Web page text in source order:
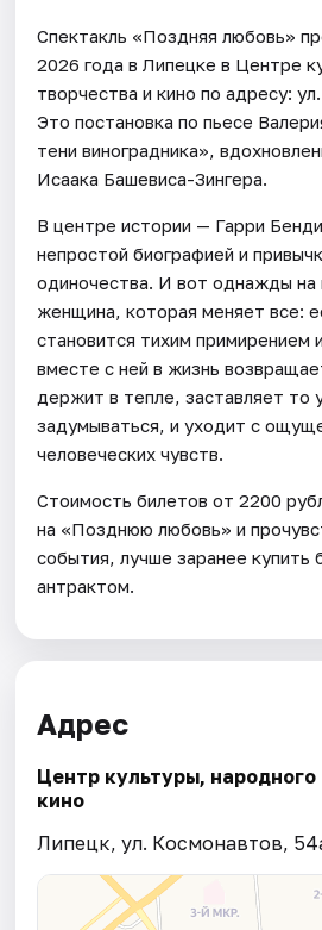
Спектакль «Поздняя любовь»
2026 года в Липецке в Центре
творчества и кино по адресу:
Это постановка по пьесе
тени виноградника»,
Исаака Башевиса-Зингера.
В центре истории — Гарри
непростой биографией и
одиночества. И вот однажды на
женщина, которая меняет все:
становится тихим примирением
вместе с ней в жизнь
держит в тепле, заставляет то
задумываться, и уходит с
человеческих чувств.
Стоимость билетов от 2200
на «Позднюю любовь» и
события, лучше заранее купить
антрактом.
Адрес
Центр культуры, народного
кино
Липецк, ул. Космонавтов,